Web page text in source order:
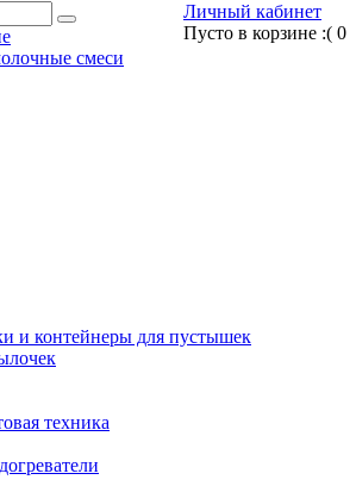
Личный кабинет
Пусто в корзине :( 0
смеси
и контейнеры для пустышек
техника